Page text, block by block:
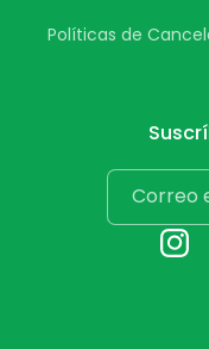
Políticas de
Correo